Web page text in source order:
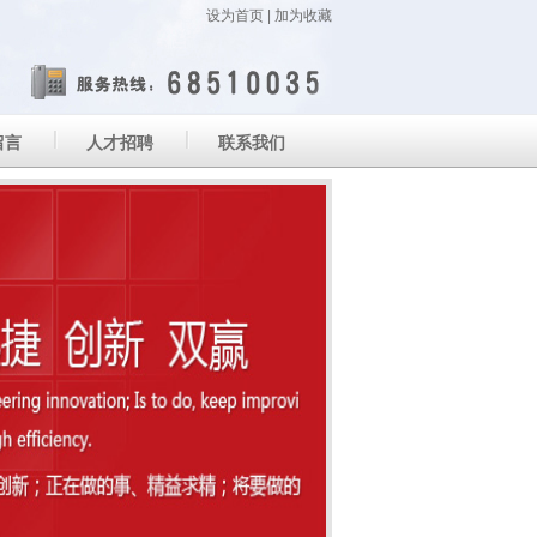
设为首页 加为收藏
言 人才招聘 联系我们